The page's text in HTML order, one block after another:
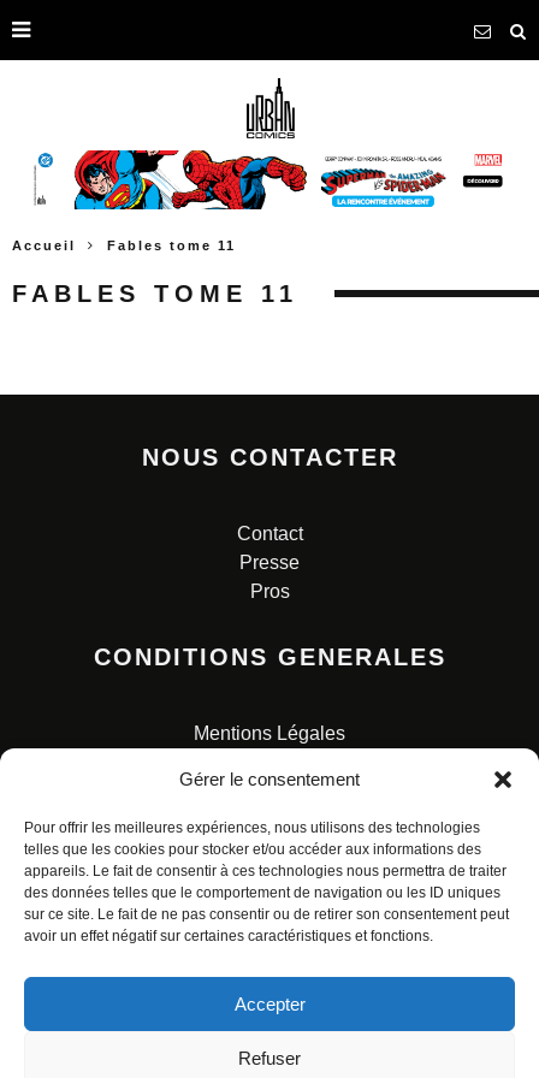
Gérer le consentement
Pour offrir les meilleures expériences, nous utilisons des technologies
telles que les cookies pour stocker et/ou accéder aux informations des
appareils. Le fait de consentir à ces technologies nous permettra de traiter
des données telles que le comportement de navigation ou les ID uniques
sur ce site. Le fait de ne pas consentir ou de retirer son consentement peut
avoir un effet négatif sur certaines caractéristiques et fonctions.
Accepter
Refuser
Accueil Fables tome 11
FABLES TOME 11
NOUS CONTACTER
Contact
Presse
Pros
CONDITIONS GENERALES
Mentions Légales
Charte pour la protection des données personnelles
© ALL RIGHTS RESERVED. URBAN COMICS POUR LES